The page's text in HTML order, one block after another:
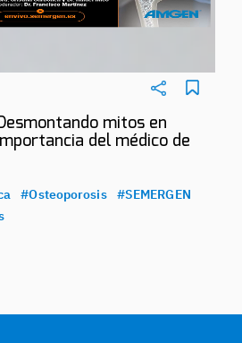
mitos en
del médico de
#Osteoporosis
#SEMERGEN